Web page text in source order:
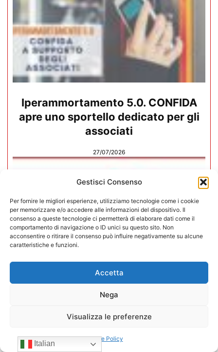
Gestisci Consenso
Per fornire le migliori esperienze, utilizziamo tecnologie come i cookie
per memorizzare e/o accedere alle informazioni del dispositivo. Il
consenso a queste tecnologie ci permetterà di elaborare dati come il
comportamento di navigazione o ID unici su questo sito. Non
acconsentire o ritirare il consenso può influire negativamente su alcune
caratteristiche e funzioni.
Accetta
Nega
Visualizza le preferenze
Cookie Policy
Iperammortamento 5.0. CONFIDA
apre uno sportello dedicato per gli
associati
27/07/2026
In CONFIDA l’ingresso di 4 nuovi
22/07/2026
Italian